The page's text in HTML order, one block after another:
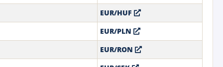
EUR/HUF
EUR/PLN
EUR/RON